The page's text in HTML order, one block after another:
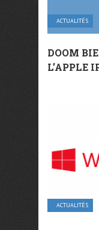
ACTUALITÉS
DOOM
L’APPLE
ACTUALITÉS